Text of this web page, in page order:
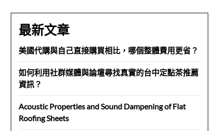
最新文章
美國代購與自己直接購買相比，哪個整體費用更省？
如何利用社群媒體與論壇尋找真實的台中定點茶推薦
資訊？
Acoustic Properties and Sound Dampening of Flat
Roofing Sheets